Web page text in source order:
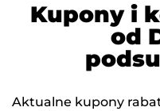
Kupony i
od
Aktualne kupony